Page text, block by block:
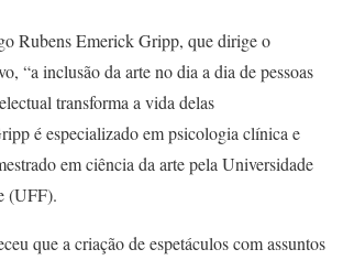
Rubens Emerick Gripp, que dirige o
“a inclusão da arte no dia a dia de pessoas
transforma a vida delas
é especializado em psicologia clínica e
em ciência da arte pela Universidade
(UFF).
que a criação de espetáculos com assuntos